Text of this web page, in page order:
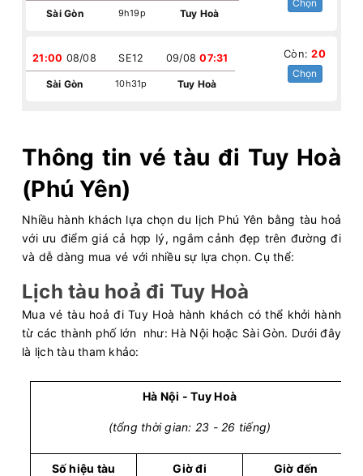
Sài Gòn 9h19p Tuy Hoà
Chọn
21:00 08/08
Sài Gòn
SE12
10h31p
09/0807:31
Tuy Hoà
Còn:20
Chọn
Thông tin vé tàu đi Tuy Hoà
(Phú Yên)
Nhiều hành khách lựa chọn du lịch Phú Yên bằng tàu hoả
với ưu điểm giá cả hợp lý, ngắm cảnh đẹp trên đường đi
và dễ dàng mua vé với nhiều sự lựa chọn. Cụ thể:
Lịch tàu hoả đi Tuy Hoà
Mua vé tàu hoả đi Tuy Hoà hành khách có thể khởi hành
từ các thành phố lớn như: Hà Nội hoặc Sài Gòn. Dưới đây
là lịch tàu tham khảo:
Hà Nội - Tuy Hoà
(tổng thời gian: 23 - 26 tiếng)
Số hiệu tàu Giờ đi Giờ đến